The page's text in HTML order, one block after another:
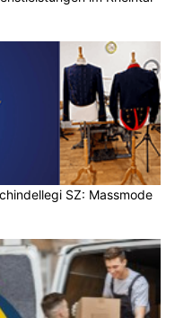
SZ: Massmode